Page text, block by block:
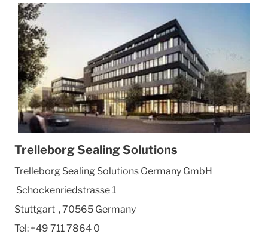
Trelleborg Sealing Solutions
Trelleborg Sealing Solutions Germany GmbH
Schockenriedstrasse 1
Stuttgart ,70565 Germany
Tel: +49 711 7864 0